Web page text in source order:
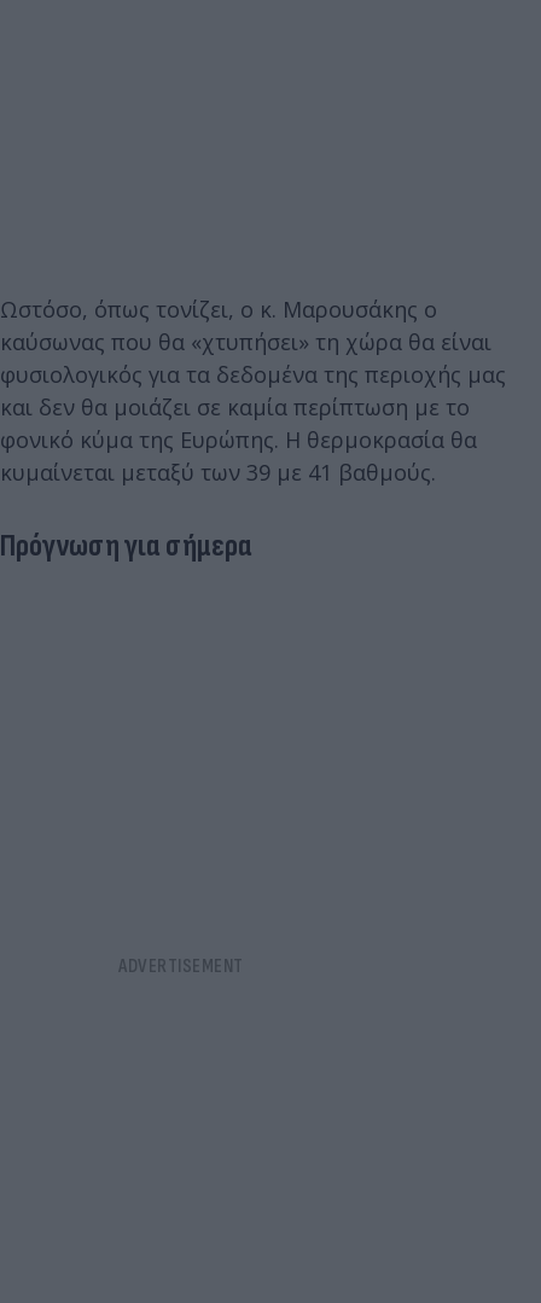
Ωστόσο, όπως τονίζει, ο κ. Μαρουσάκης ο
καύσωνας που θα «χτυπήσει» τη χώρα θα είναι
φυσιολογικός για τα δεδομένα της περιοχής μας
και δεν θα μοιάζει σε καμία περίπτωση με το
φονικό κύμα της Ευρώπης. Η θερμοκρασία θα
κυμαίνεται μεταξύ των 39 με 41 βαθμούς.
Πρόγνωση για σήμερα